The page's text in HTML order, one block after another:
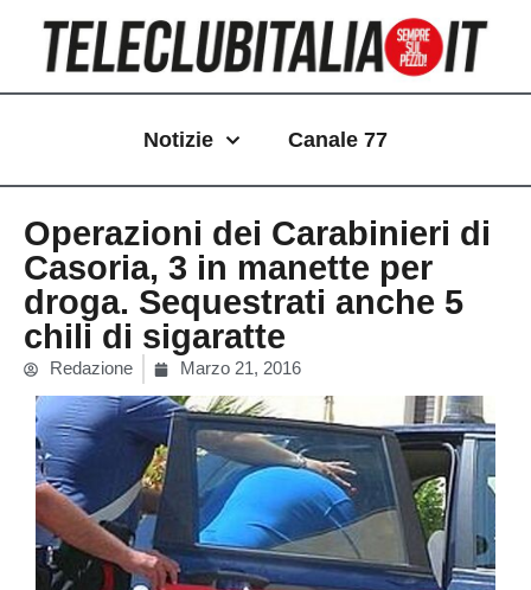
contenuto
Notizie Canale 77
Operazioni dei Carabinieri di
Casoria, 3 in manette per
droga. Sequestrati anche 5
chili di sigaratte
Redazione Marzo 21, 2016